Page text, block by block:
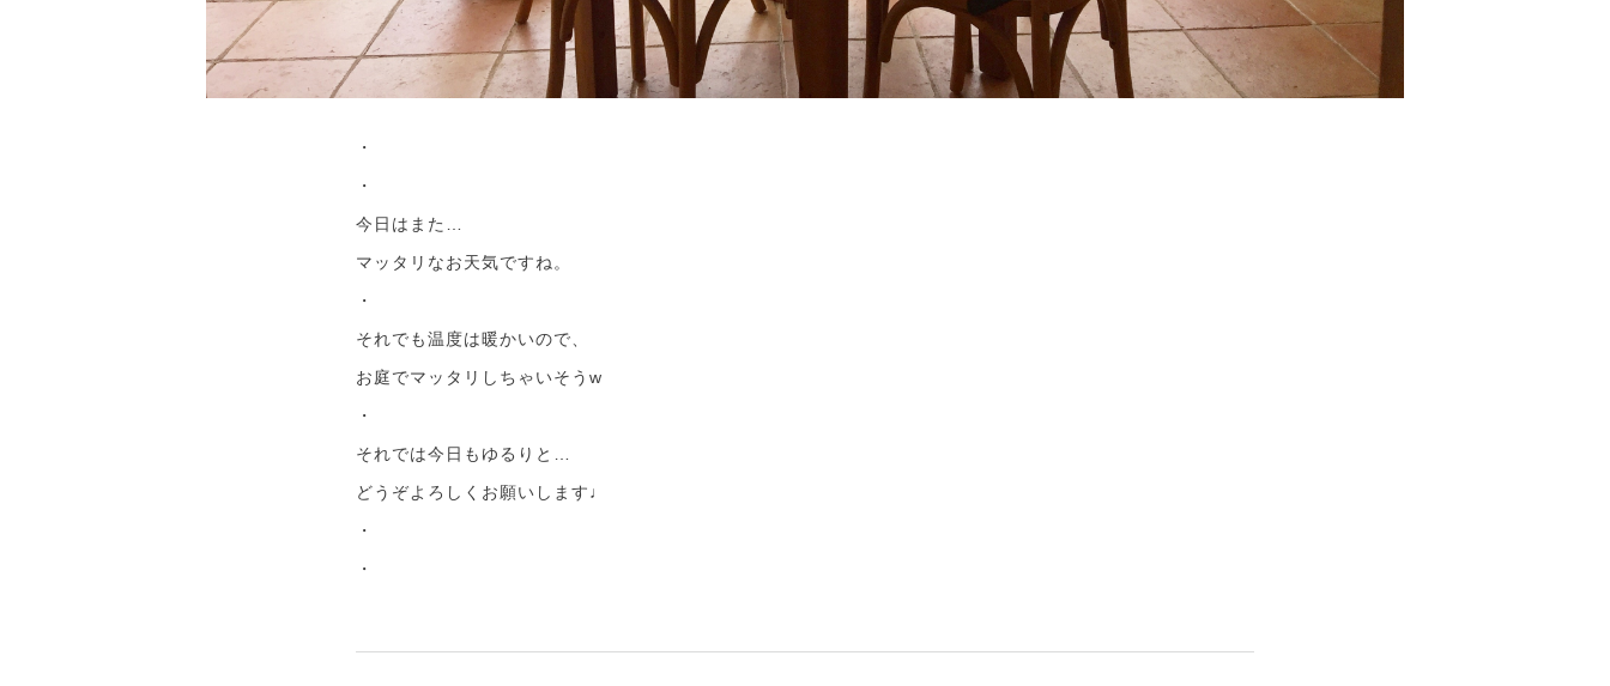
・
・
今日はまた…
マッタリなお天気ですね。
・
それでも温度は暖かいので、
お庭でマッタリしちゃいそうw
・
それでは今日もゆるりと…
どうぞよろしくお願いします♩
・
・